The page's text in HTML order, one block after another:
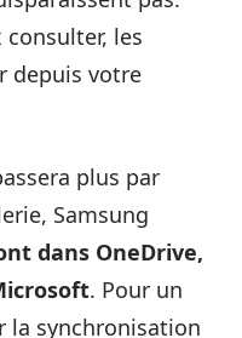
les
depuis votre
plus par
Samsung
dans OneDrive,
. Pour un
synchronisation